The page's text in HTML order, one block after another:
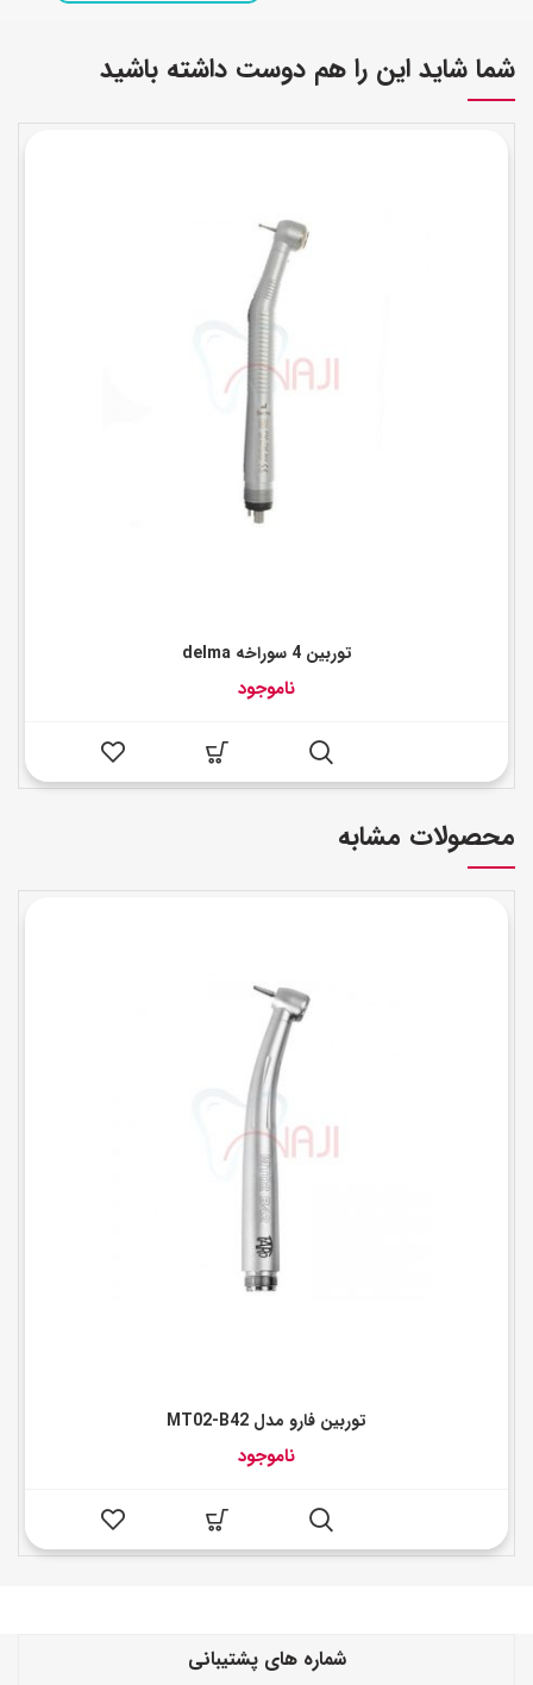
شما شاید این را هم دوست داشته باشید
توربین 4 سوراخه delma
ناموجود
محصولات مشابه
توربین فارو مدل MT02-B42
ناموجود
شماره های پشتیبانی